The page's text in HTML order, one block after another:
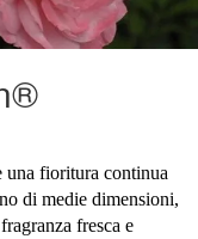
una fioritura continua
di medie dimensioni,
fresca e